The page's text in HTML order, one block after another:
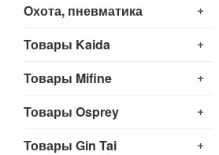
+
Охота, пневматика
+
Товары Kaida
+
Товары Mifine
+
Товары Osprey
+
Товары Gin Tai